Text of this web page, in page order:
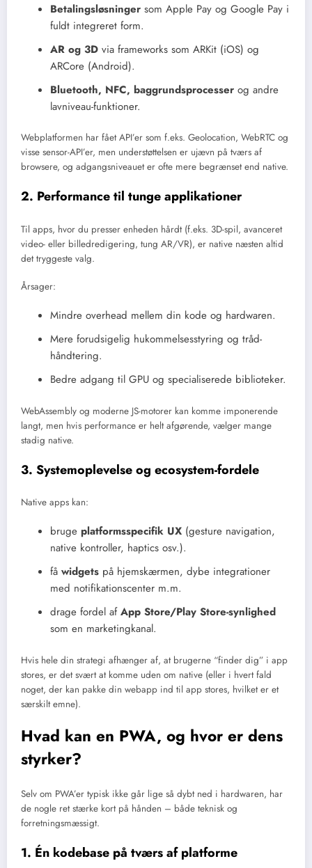
Betalingsløsninger som Apple Pay og Google Pay i
fuldt integreret form.
AR og 3D via frameworks som ARKit (iOS) og
ARCore (Android).
Bluetooth, NFC, baggrundsprocesser og andre
lavniveau-funktioner.
Webplatformen har fået API’er som f.eks. Geolocation, WebRTC og
visse sensor-API’er, men understøttelsen er ujævn på tværs af
browsere, og adgangsniveauet er ofte mere begrænset end native.
2. Performance til tunge applikationer
Til apps, hvor du presser enheden hårdt (f.eks. 3D-spil, avanceret
video- eller billedredigering, tung AR/VR), er native næsten altid
det tryggeste valg.
Årsager:
Mindre overhead mellem din kode og hardwaren.
Mere forudsigelig hukommelsesstyring og tråd-
håndtering.
Bedre adgang til GPU og specialiserede biblioteker.
WebAssembly og moderne JS-motorer kan komme imponerende
langt, men hvis performance er helt afgørende, vælger mange
stadig native.
3. Systemoplevelse og ecosystem-fordele
Native apps kan:
bruge platformsspecifik UX (gesture navigation,
native kontroller, haptics osv.).
få widgets på hjemskærmen, dybe integrationer
med notifikationscenter m.m.
drage fordel afApp Store/Play Store-synlighed
som en marketingkanal.
Hvis hele din strategi afhænger af, at brugerne “finder dig” i app
stores, er det svært at komme uden om native (eller i hvert fald
noget, der kan pakke din webapp ind til app stores, hvilket er et
særskilt emne).
Hvad kan en PWA, og hvor er dens
styrker?
Selv om PWA’er typisk ikke går lige så dybt ned i hardwaren, har
de nogle ret stærke kort på hånden – både teknisk og
forretningsmæssigt.
1. Én kodebase på tværs af platforme